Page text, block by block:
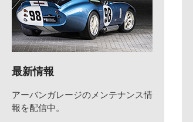
最新情報
アーバンガレージのメンテナンス情
報を配信中。